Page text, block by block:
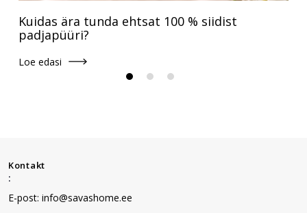
Kuidas ära tunda ehtsat 100 % siidist
padjapüüri?
Loe edasi
Kontakt
:
E-post: info@savashome.ee